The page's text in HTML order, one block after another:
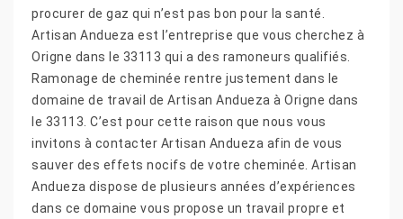
procurer de gaz qui n’est pas bon pour la santé.
Artisan Andueza est l’entreprise que vous cherchez à
Origne dans le 33113 qui a des ramoneurs qualifiés.
Ramonage de cheminée rentre justement dans le
domaine de travail de Artisan Andueza à Origne dans
le 33113. C’est pour cette raison que nous vous
invitons à contacter Artisan Andueza afin de vous
sauver des effets nocifs de votre cheminée. Artisan
Andueza dispose de plusieurs années d’expériences
dans ce domaine vous propose un travail propre et